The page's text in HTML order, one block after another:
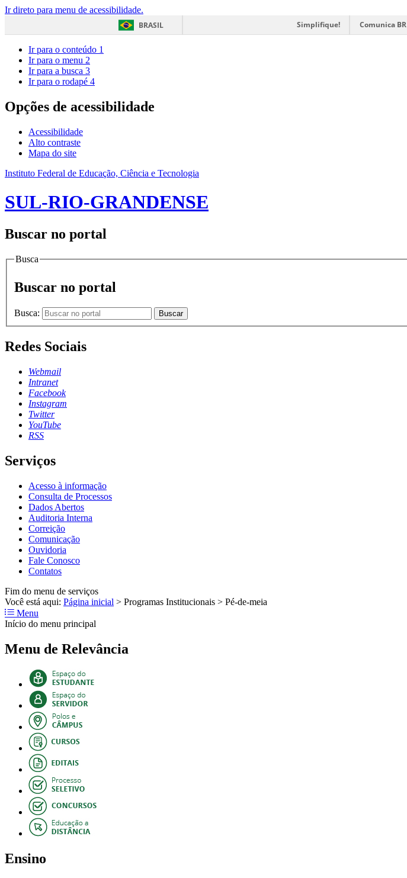
Ir direto para menu de acessibilidade.
BRASIL
Simplifique! Comunica BR
Ir para o conteúdo 1
Ir para o menu 2
Ir para a busca 3
Ir para o rodapé 4
Opções de acessibilidade
Acessibilidade
Alto contraste
Mapa do site
Instituto Federal de Educação, Ciência e Tecnologia
SUL-RIO-GRANDENSE
Buscar no portal
Busca
Buscar no portal
Busca: Buscar
Redes Sociais
Webmail
Intranet
Facebook
Instagram
Twitter
YouTube
RSS
Serviços
Acesso à informação
Consulta de Processos
Dados Abertos
Auditoria Interna
Correição
Comunicação
Ouvidoria
Fale Conosco
Contatos
Fim do menu de serviços
Você está aqui: Página inicial > Programas Institucionais > Pé-de-meia
Menu
Início do menu principal
Menu de Relevância
Ensino